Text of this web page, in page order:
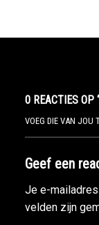
0 REACTIES OP
VOEG DIE VAN JOU
Geef een
Je e-
velden zijn